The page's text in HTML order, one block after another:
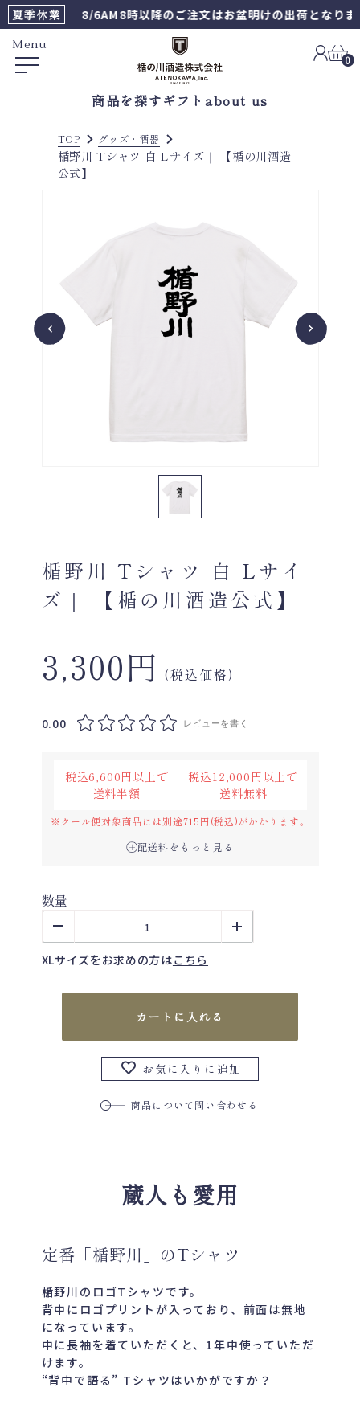
夏季休業 8/6AM8時以降のご注文はお盆明けの出荷となります
Menu
0
商品を探すギフト about us
TOP グッズ・酒器
楯野川 Tシャツ 白 Lサイズ｜ 【楯の川酒造
公式】
楯野川 Tシャツ 白 Lサイ
ズ｜ 【楯の川酒造公式】
3,300円 (税込価格)
0.00 レビューを書く
税込6,600円以上で
送料半額
税込12,000円以上で
送料無料
※クール便対象商品には別途715円(税込)がかかります。
配送料をもっと見る
数量
XLサイズをお求めの方はこちら
カートに入れる
お気に入りに追加
商品について問い合わせる
蔵人も愛用
定番「楯野川」のTシャツ
楯野川のロゴTシャツです。
背中にロゴプリントが入っており、前面は無地
になっています。
中に長袖を着ていただくと、1年中使っていただ
けます。
“背中で語る” Tシャツはいかがですか？